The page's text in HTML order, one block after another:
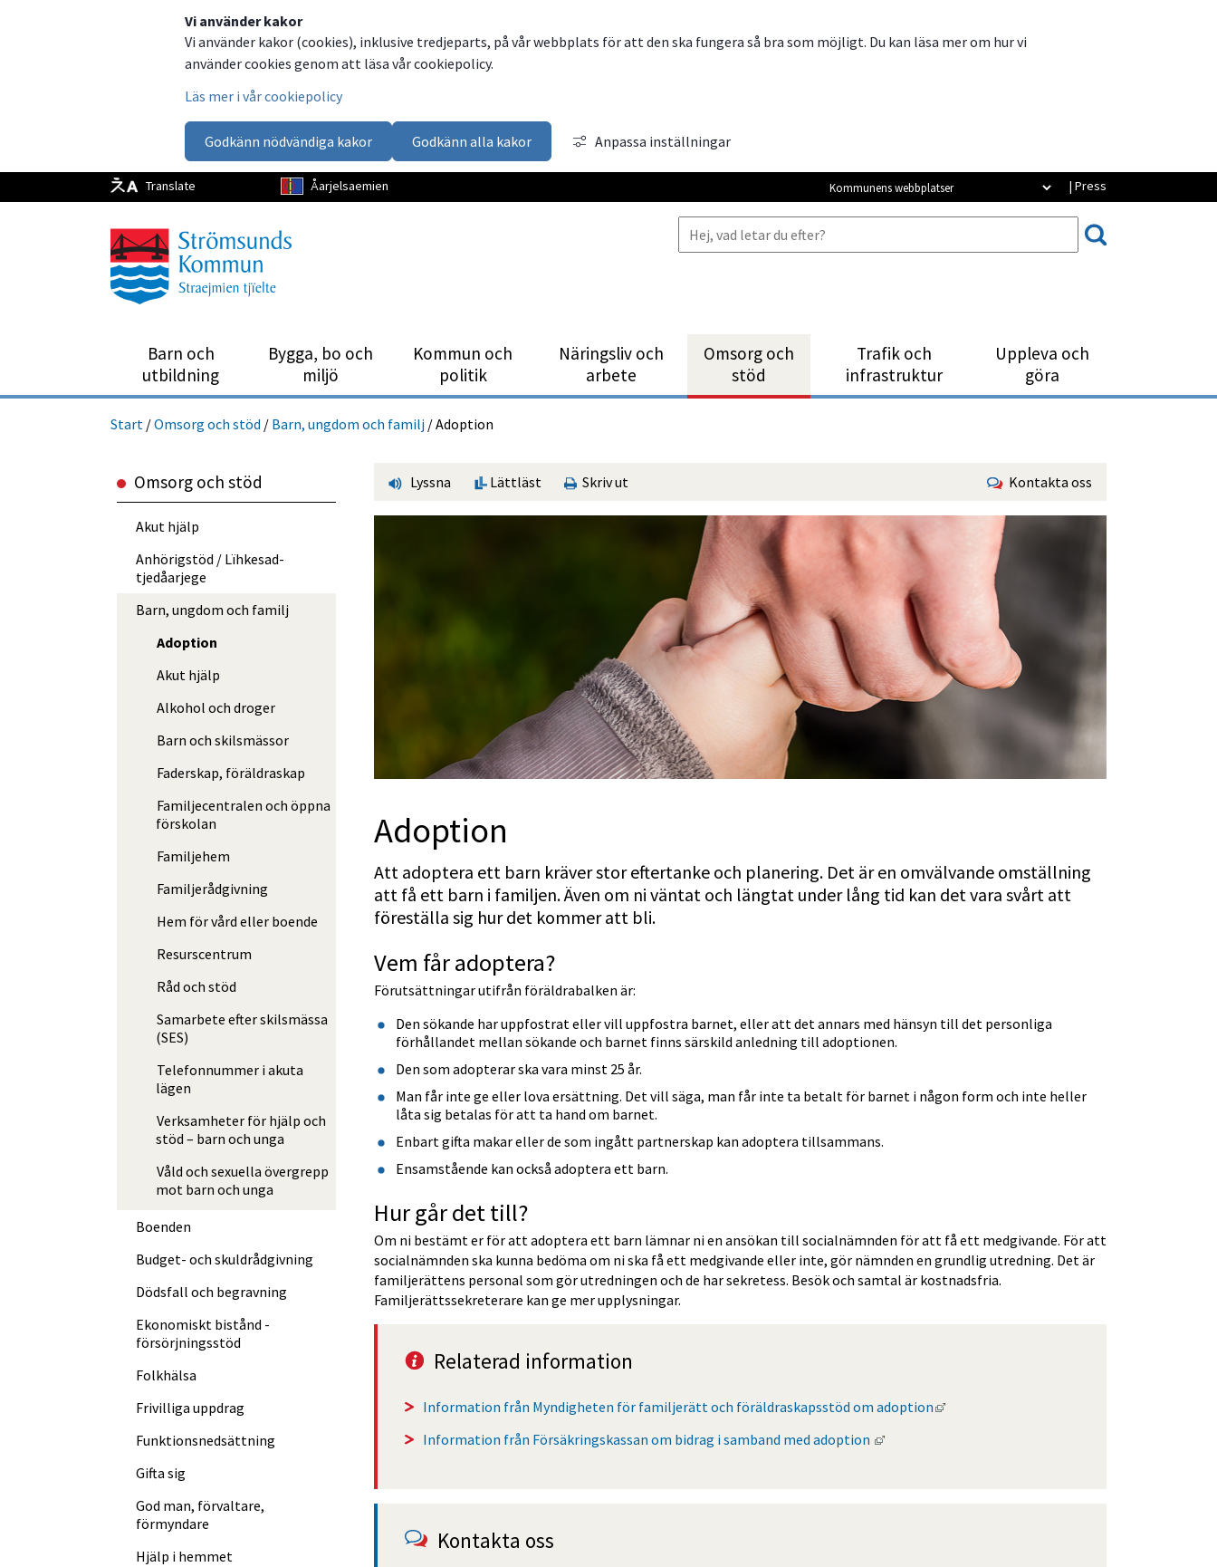
Vi använder kakor
Vi använder kakor (cookies), inklusive tredjeparts, på vår webbplats för att den ska fungera så bra som möjligt. Du kan läsa mer om hur vi
använder cookies genom att läsa vår cookiepolicy.
Läs mer i vår cookiepolicy
Godkänn nödvändiga kakor Godkänn alla kakor Anpassa inställningar
Translate Åarjelsaemien | Press
Kommunens webbplatser
Barn och
utbild­ning
Bygga, bo och
miljö
Kommun och
politik
Närings­liv och
arbete
Omsorg och
stöd
Trafik och
infrastruktur
Uppleva och
göra
Start /Omsorg och stöd / Barn, ungdom och familj /Adoption
Lyssna Lättläst Skriv ut Kontakta oss
Adoption
Att adoptera ett barn kräver stor eftertanke och planering. Det är en omvälvande omställning
att få ett barn i familjen. Även om ni väntat och längtat under lång tid kan det vara svårt att
föreställa sig hur det kommer att bli.
Vem får adoptera?
Förutsättningar utifrån föräldrabalken är:
Den sökande har uppfostrat eller vill uppfostra barnet, eller att det annars med hänsyn till det personliga
förhållandet mellan sökande och barnet finns särskild anledning till adoptionen.
Den som adopterar ska vara minst 25 år.
Man får inte ge eller lova ersättning. Det vill säga, man får inte ta betalt för barnet i någon form och inte heller
låta sig betalas för att ta hand om barnet.
Enbart gifta makar eller de som ingått partnerskap kan adoptera tillsammans.
Ensamstående kan också adoptera ett barn.
Hur går det till?
Om ni bestämt er för att adoptera ett barn lämnar ni en ansökan till socialnämnden för att få ett medgivande. För att
socialnämnden ska kunna bedöma om ni ska få ett medgivande eller inte, gör nämnden en grundlig utredning. Det är
familjerättens personal som gör utredningen och de har sekretess. Besök och samtal är kostnadsfria.
Familjerättssekreterare kan ge mer upplysningar.
Relaterad information
Information från Myndigheten för familjerätt och föräldraskapsstöd om adoption
Länk till annan webbplats, öppnas i nytt
Information från Försäkringskassan om bidrag i samband med adoption
Länk till annan webbplats, öppnas i nytt fönster.
Kontakta oss
Omsorg och stöd
Akut hjälp
Anhörigstöd / Lïhkesad­
tjedåarjege
Barn, ungdom och familj
Adoption
Akut hjälp
Alkohol och droger
Barn och skilsmässor
Faderskap, föräldraskap
Familje­centralen och öppna
förskolan
Familjehem
Familjeråd­­givning
Hem för vård eller boende
Resurscentrum
Råd och stöd
Samarbete efter skilsmässa
(SES)
Telefonnummer i akuta
lägen
Verksamheter för hjälp och
stöd – barn och unga
Våld och sexuella övergrepp
mot barn och unga
Boenden
Budget- och skuldråd­givning
Dödsfall och begravning
Ekonomiskt bistånd -
försörjningsstöd
Folkhälsa
Frivilliga uppdrag
Funktions­nedsättning
Gifta sig
God man, förvaltare,
förmyndare
Hjälp i hemmet